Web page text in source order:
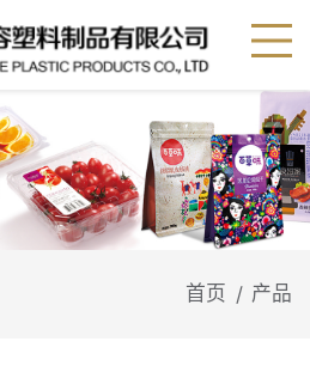
首页 / 产品